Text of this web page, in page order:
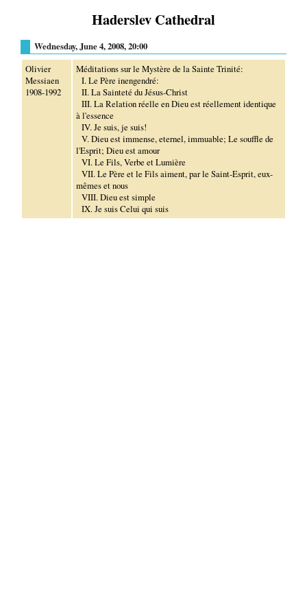
Haderslev Cathedral
Wednesday, June 4, 2008, 20:00
Olivier
Messiaen
1908-1992
Méditations sur le Mystère de la Sainte Trinité:
I. Le Père inengendré:
II. La Sainteté du Jésus-Christ
III. La Relation réelle en Dieu est réellement identique
à l'essence
IV. Je suis, je suis!
V. Dieu est immense, eternel, immuable; Le souffle de
l'Esprit; Dieu est amour
VI. Le Fils, Verbe et Lumière
VII. Le Père et le Fils aiment, par le Saint-Esprit, eux-
mêmes et nous
VIII. Dieu est simple
IX. Je suis Celui qui suis